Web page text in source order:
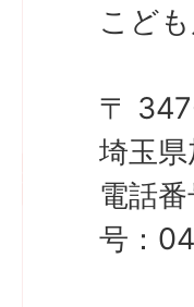
こど
〒
埼玉
電話
号：